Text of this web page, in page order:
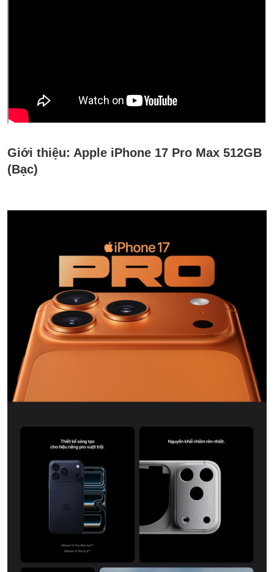
Giới thiệu: Apple iPhone 17 Pro Max 512GB
(Bạc)